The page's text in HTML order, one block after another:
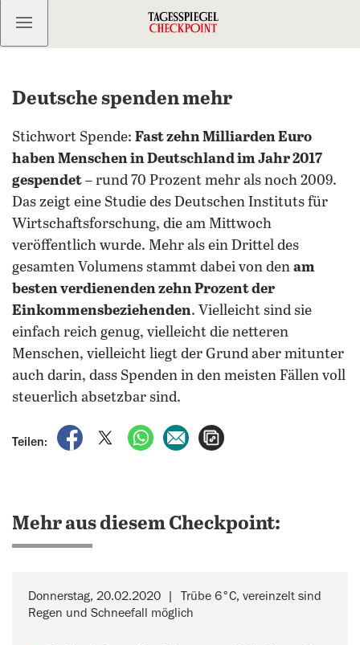
Kostenlos anmelden
Deutsche spenden mehr
Stichwort Spende: Fast zehn Milliarden Euro
haben Menschen in Deutschland im Jahr 2017
gespendet – rund 70 Prozent mehr als noch 2009.
Das zeigt eine Studie des Deutschen Instituts für
Wirtschaftsforschung, die am Mittwoch
veröffentlich wurde. Mehr als ein Drittel des
gesamten Volumens stammt dabei von den am
besten verdienenden zehn Prozent der
Einkommensbeziehenden. Vielleicht sind sie
einfach reich genug, vielleicht die netteren
Menschen, vielleicht liegt der Grund aber mitunter
auch darin, dass Spenden in den meisten Fällen voll
steuerlich absetzbar sind.
Teilen:
auf Facebook teilen
auf X teilenper WhatsApp teilen
per E-Mail teilen
Mehr aus diesem Checkpoint:
Donnerstag, 20.02.2020
Trübe 6°C, vereinzelt sind
Regen und Schneefall möglich